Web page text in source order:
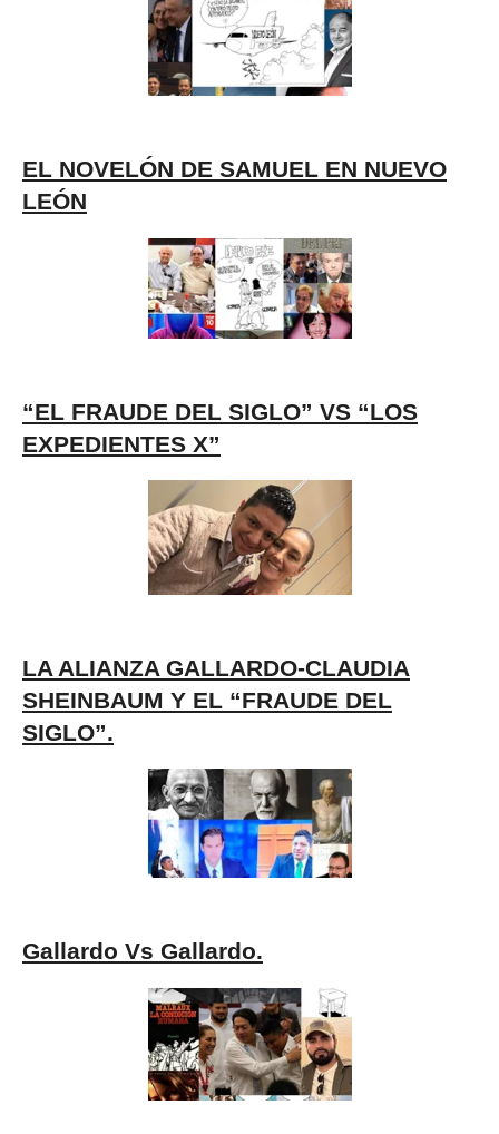
EL NOVELÓN DE SAMUEL EN NUEVO
LEÓN
“EL FRAUDE DEL SIGLO” VS “LOS
EXPEDIENTES X”
LA ALIANZA GALLARDO-CLAUDIA
SHEINBAUM Y EL “FRAUDE DEL
SIGLO”.
Gallardo Vs Gallardo.